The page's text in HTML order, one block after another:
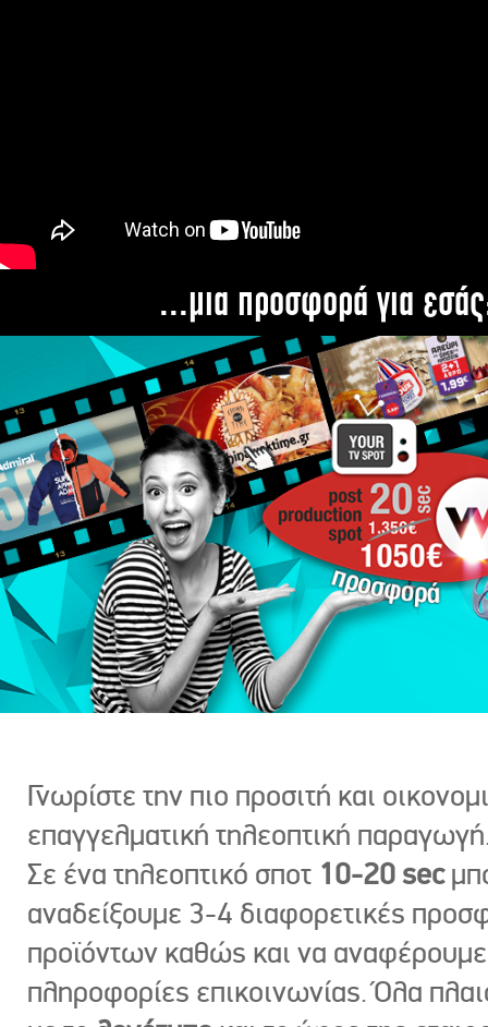
...μια προσφορά για
Γνωρίστε την πιο προσιτή και
επαγγελματική τηλεοπτική
Σε ένα τηλεοπτικό σποτ 10-20 sec
αναδείξουμε 3-4 διαφορετικές
προϊόντων καθώς και να
πληροφορίες επικοινωνίας. Όλα